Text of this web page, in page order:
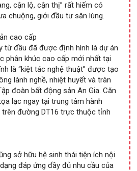
cận lộ, cận thị” rất hiếm có
chuộng, giới đầu tư săn lùng.
cao cấp
từ đầu đã được định hình là dự án
phân khúc cao cấp mới nhất tại
là “kiệt tác nghệ thuật” được tạo
lành nghề, nhiệt huyết và tràn
đoàn bất động sản An Gia. Căn
lạc ngay tại trung tâm hành
trên đường DT16 trực thuộc tỉnh
sở hữu hệ sinh thái tiện ích nội
đáp ứng đầy đủ nhu cầu của